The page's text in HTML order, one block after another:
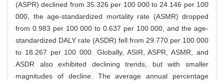
(ASPR) declined from 35.326 per 100 000 to 24.146 per 100
000, the age-standardized mortality rate (ASMR) dropped
from 0.983 per 100 000 to 0.637 per 100 000, and the age-
standardized DALY rate (ASDR) fell from 29.770 per 100 000
to 18.267 per 100 000. Globally, ASIR, ASPR, ASMR, and
ASDR also exhibited declining trends, but with smaller
magnitudes of decline. The average annual percentage